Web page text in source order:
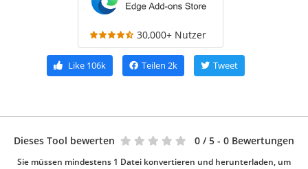
30,000+ Nutzer
Like 106k Teilen 2k Tweet
Dieses Tool bewerten 0 / 5 - 0 Bewertungen
Sie müssen mindestens 1 Datei konvertieren und herunterladen, um